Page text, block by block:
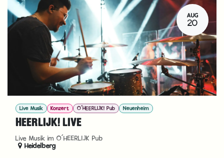
AUG
20
Live Musik Konzert O´HEERLIJK! Pub Neuenheim
HEERLIJK! LIVE
Live Musik im O´HEERLIJK Pub
Heidelberg